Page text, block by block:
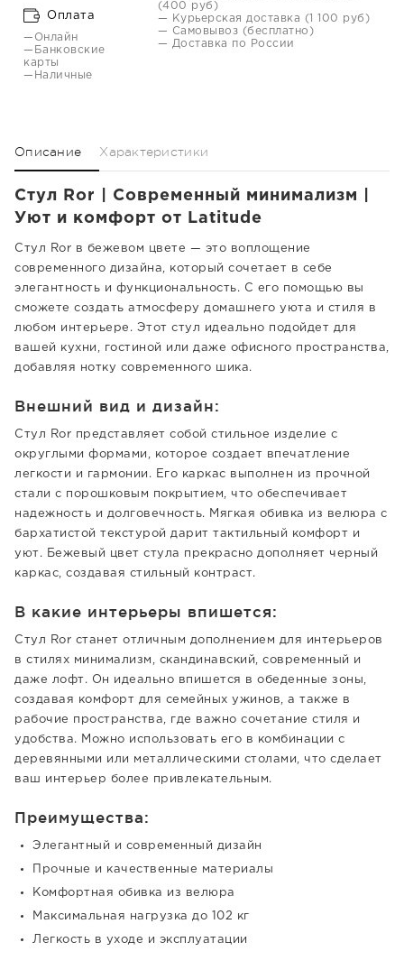
Оплата
—Онлайн
—Банковские
карты
—Наличные
(400 руб)
— Курьерская доставка (1 100 руб)
— Самовывоз (бесплатно)
— Доставка по России
Описание Характеристики
Стул Ror | Современный минимализм |
Уют и комфорт от Latitude
Стул Ror в бежевом цвете — это воплощение
современного дизайна, который сочетает в себе
элегантность и функциональность. С его помощью вы
сможете создать атмосферу домашнего уюта и стиля в
любом интерьере. Этот стул идеально подойдет для
вашей кухни, гостиной или даже офисного пространства,
добавляя нотку современного шика.
Внешний вид и дизайн:
Стул Ror представляет собой стильное изделие с
округлыми формами, которое создает впечатление
легкости и гармонии. Его каркас выполнен из прочной
стали с порошковым покрытием, что обеспечивает
надежность и долговечность. Мягкая обивка из велюра с
бархатистой текстурой дарит тактильный комфорт и
уют. Бежевый цвет стула прекрасно дополняет черный
каркас, создавая стильный контраст.
В какие интерьеры впишется:
Стул Ror станет отличным дополнением для интерьеров
в стилях минимализм, скандинавский, современный и
даже лофт. Он идеально впишется в обеденные зоны,
создавая комфорт для семейных ужинов, а также в
рабочие пространства, где важно сочетание стиля и
удобства. Можно использовать его в комбинации с
деревянными или металлическими столами, что сделает
ваш интерьер более привлекательным.
Преимущества:
Элегантный и современный дизайн
Прочные и качественные материалы
Комфортная обивка из велюра
Максимальная нагрузка до 102 кг
Легкость в уходе и эксплуатации